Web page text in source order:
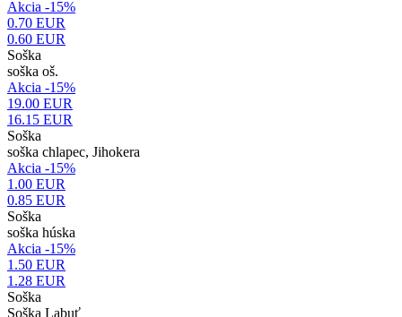
Akcia -15%
0.70 EUR
0.60 EUR
Soška
soška oš.
Akcia -15%
19.00 EUR
16.15 EUR
Soška
soška chlapec, Jihokera
Akcia -15%
1.00 EUR
0.85 EUR
Soška
soška húska
Akcia -15%
1.50 EUR
1.28 EUR
Soška
Soška Labuť